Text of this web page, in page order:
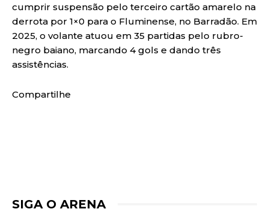
cumprir suspensão pelo terceiro cartão amarelo na
derrota por 1×0 para o Fluminense, no Barradão. Em
2025, o volante atuou em 35 partidas pelo rubro-
negro baiano, marcando 4 gols e dando três
assistências.
Compartilhe
SIGA O ARENA